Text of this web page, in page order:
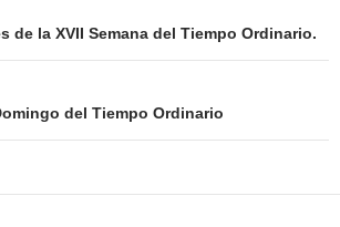
de la XVII Semana del Tiempo Ordinario.
del Tiempo Ordinario